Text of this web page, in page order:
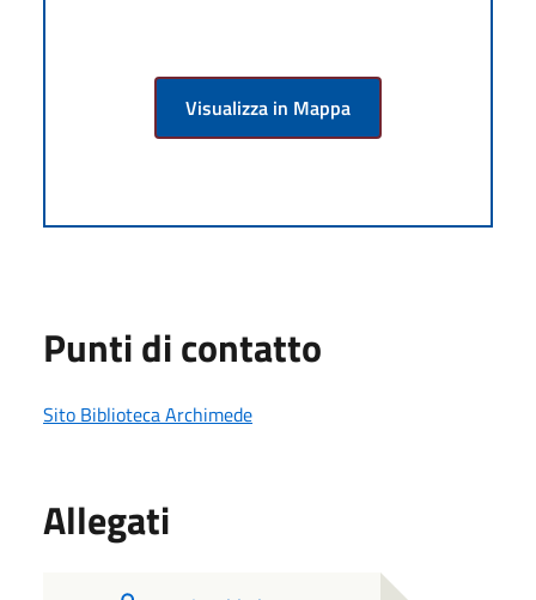
Visualizza in Mappa
Punti di contatto
Sito Biblioteca Archimede
Allegati